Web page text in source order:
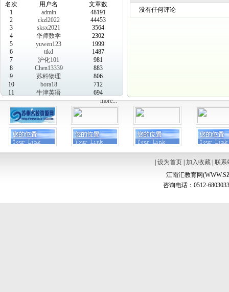
名次 用户名
文章数
1
admin
48191
2
ckzl2022
44453
3
sksx2021
3564
4
华师数学
2302
5
yuwen123
1999
6
ttkd
1487
7
沪化101
981
8
Chen13339
883
9
苏科物理
806
10
bora18
712
11
牛津英语
694
more...
没有任何评论
设为首页| 加入收藏| 联系
江南汇教育网
咨询电话：0512-